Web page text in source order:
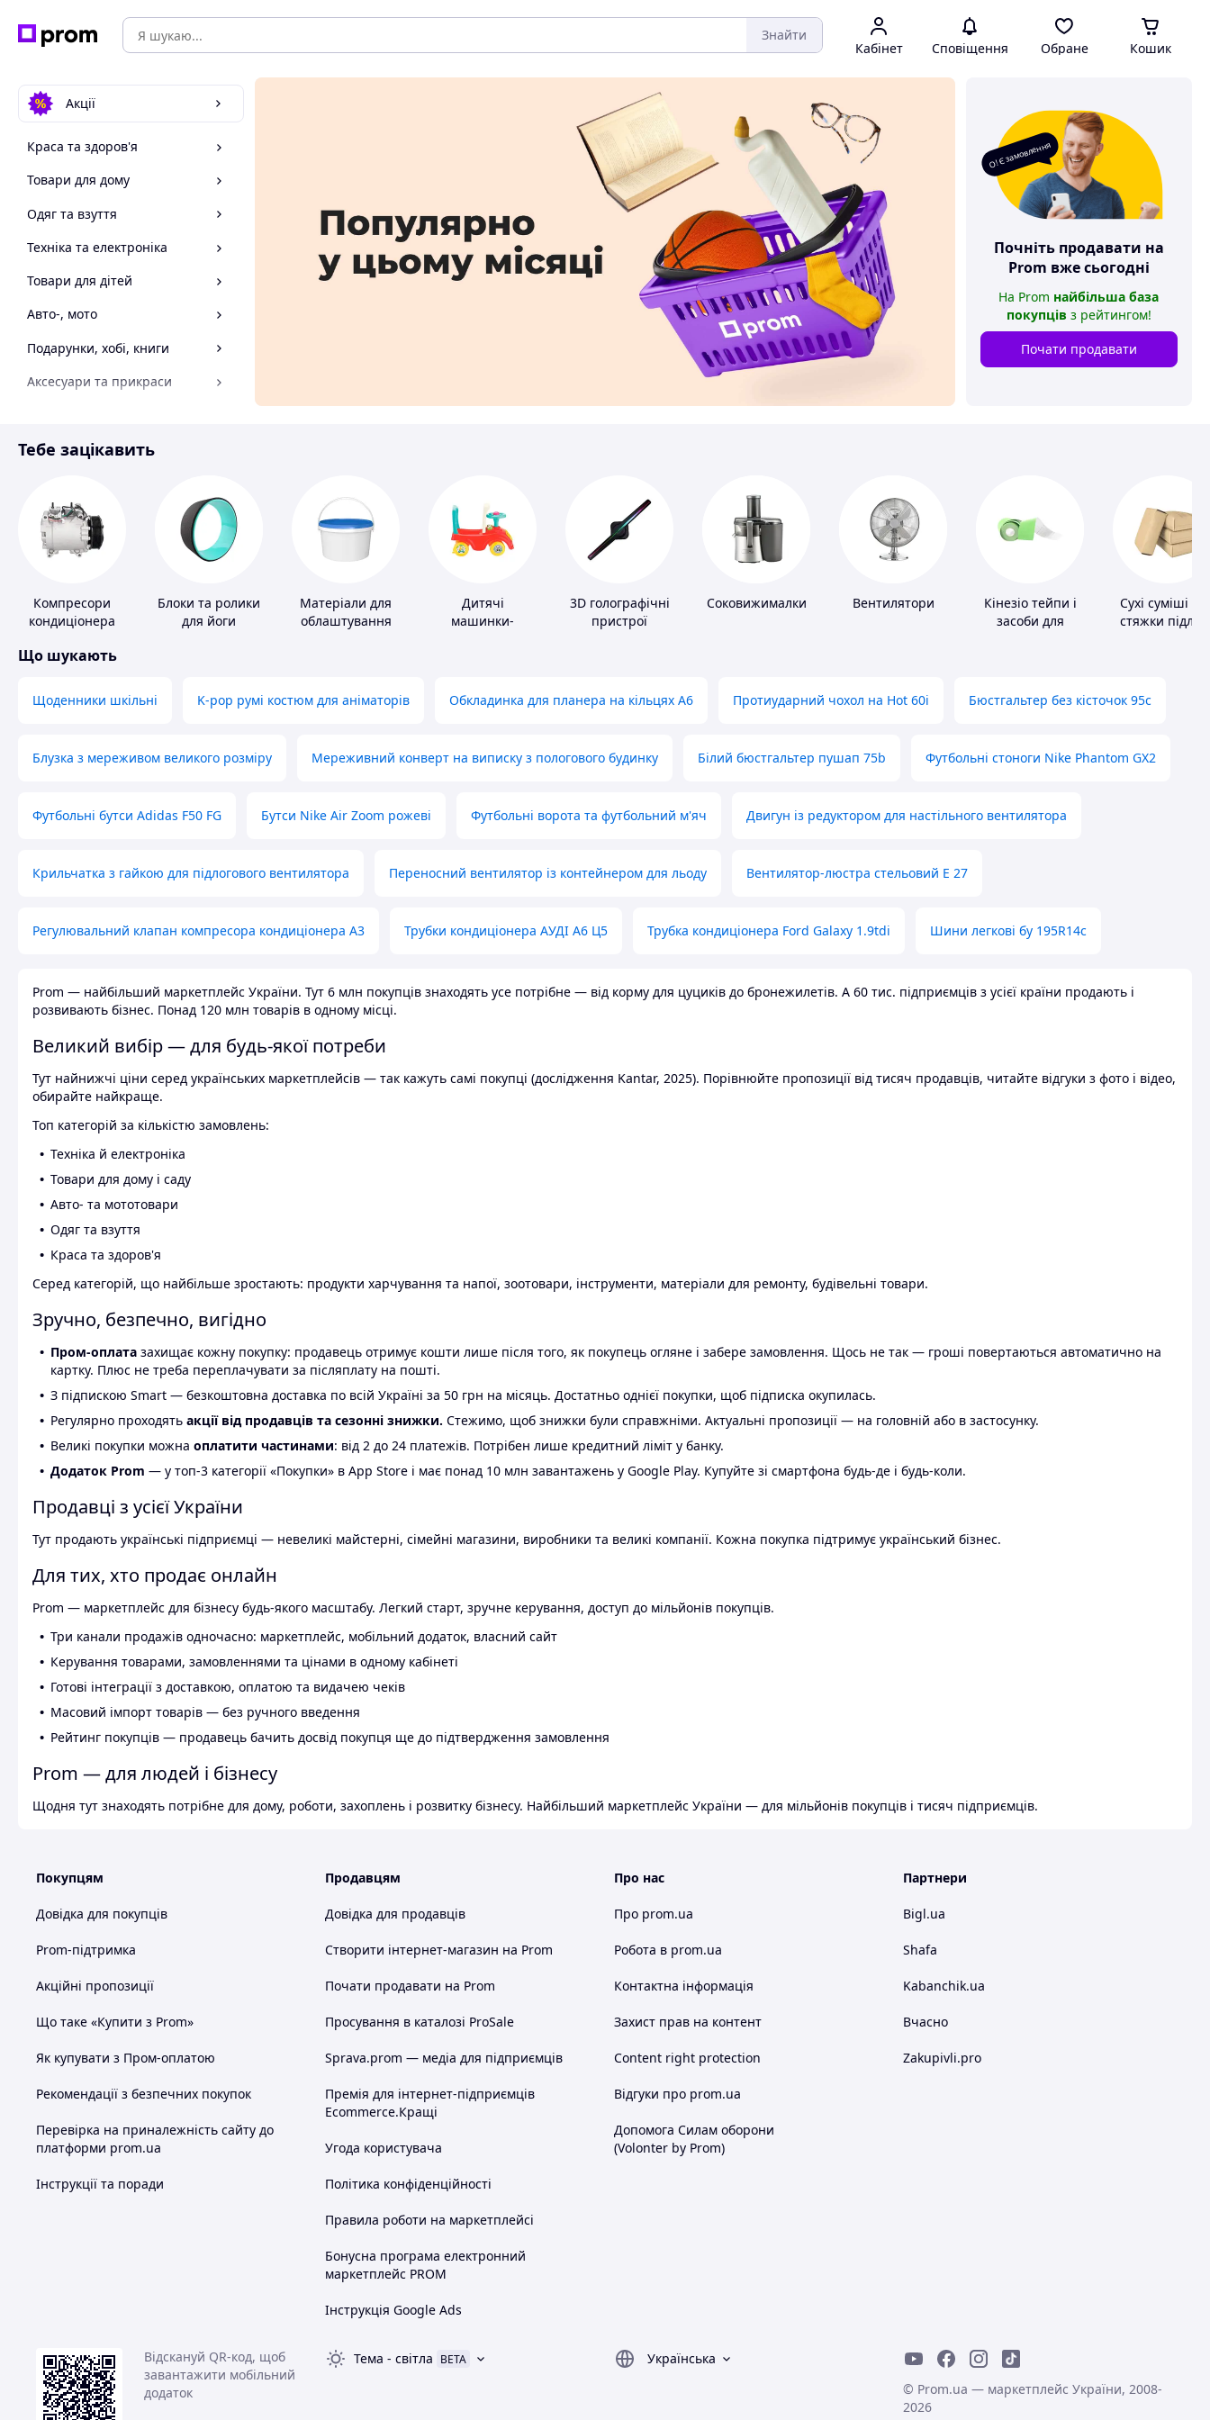
Знайти
Кабінет Сповіщення Обране Кошик
Акції
Краса та здоров'я
Товари для дому
Одяг та взуття
Техніка та електроніка
Товари для дітей
Авто-, мото
Подарунки, хобі, книги
Аксесуари та прикраси
Спорт і відпочинок
О! Є замовлення
Почніть продавати на
Prom вже сьогодні
На Prom найбільша база
покупців з рейтингом!
Почати продавати
Тебе зацікавить
Компресори
кондиціонера
Блоки та ролики
для йоги
Матеріали для
облаштування
Дитячі
машинки-
3D голографічні
пристрої
Соковижималки Вентилятори
Кінезіо тейпи і
засоби для
Сухі суміші
стяжки
Що шукають
Щоденники шкільні K-pop румі костюм для аніматорів Обкладинка для планера на кільцях А6 Протиударний чохол на Hot 60i Бюстгальтер без кісточок 95с
Блузка з мереживом великого розміру Мереживний конверт на виписку з пологового будинку Білий бюстгальтер пушап 75b Футбольні стоноги Nike Phantom GX2
Футбольні бутси Adidas F50 FG Бутси Nike Air Zoom рожеві Футбольні ворота та футбольний м'яч Двигун із редуктором для настільного вентилятора
Крильчатка з гайкою для підлогового вентилятора Переносний вентилятор із контейнером для льоду Вентилятор-люстра стельовий E 27
Регулювальний клапан компресора кондиціонера А3 Трубки кондиціонера АУДІ А6 Ц5 Трубка кондиціонера Ford Galaxy 1.9tdi Шини легкові бу 195R14c
Prom — найбільший маркетплейс України. Тут 6 млн покупців знаходять усе потрібне — від корму для цуциків до бронежилетів. А 60 тис. підприємців з усієї країни продають і
розвивають бізнес. Понад 120 млн товарів в одному місці.
Великий вибір — для будь-якої потреби
Тут найнижчі ціни серед українських маркетплейсів — так кажуть самі покупці (дослідження Kantar, 2025). Порівнюйте пропозиції від тисяч продавців, читайте відгуки з фото і відео,
обирайте найкраще.
Топ категорій за кількістю замовлень:
Техніка й електроніка
Товари для дому і саду
Авто- та мототовари
Одяг та взуття
Краса та здоров'я
Серед категорій, що найбільше зростають: продукти харчування та напої, зоотовари, інструменти, матеріали для ремонту, будівельні товари.
Зручно, безпечно, вигідно
Пром-оплата захищає кожну покупку: продавець отримує кошти лише після того, як покупець огляне і забере замовлення. Щось не так — гроші повертаються автоматично на
картку. Плюс не треба переплачувати за післяплату на пошті.
З підпискою Smart — безкоштовна доставка по всій Україні за 50 грн на місяць. Достатньо однієї покупки, щоб підписка окупилась.
Регулярно проходять акції від продавців та сезонні знижки. Стежимо, щоб знижки були справжніми. Актуальні пропозиції — на головній або в застосунку.
Великі покупки можна оплатити частинами: від 2 до 24 платежів. Потрібен лише кредитний ліміт у банку.
Додаток Prom — у топ-3 категорії «Покупки» в App Store і має понад 10 млн завантажень у Google Play. Купуйте зі смартфона будь-де і будь-коли.
Продавці з усієї України
Тут продають українські підприємці — невеликі майстерні, сімейні магазини, виробники та великі компанії. Кожна покупка підтримує український бізнес.
Для тих, хто продає онлайн
Prom — маркетплейс для бізнесу будь-якого масштабу. Легкий старт, зручне керування, доступ до мільйонів покупців.
Три канали продажів одночасно: маркетплейс, мобільний додаток, власний сайт
Керування товарами, замовленнями та цінами в одному кабінеті
Готові інтеграції з доставкою, оплатою та видачею чеків
Масовий імпорт товарів — без ручного введення
Рейтинг покупців — продавець бачить досвід покупця ще до підтвердження замовлення
Prom — для людей і бізнесу
Щодня тут знаходять потрібне для дому, роботи, захоплень і розвитку бізнесу. Найбільший маркетплейс України — для мільйонів покупців і тисяч підприємців.
Покупцям
Довідка для покупців
Prom-підтримка
Акційні пропозиції
Що таке «Купити з Prom»
Як купувати з Пром-оплатою
Рекомендації з безпечних покупок
Перевірка на приналежність сайту до
платформи prom.ua
Інструкції та поради
Продавцям
Довідка для продавців
Створити інтернет-магазин на Prom
Почати продавати на Prom
Просування в каталозі ProSale
Sprava.prom — медіа для підприємців
Премія для інтернет-підприємців
Ecommerce.Кращі
Угода користувача
Політика конфіденційності
Правила роботи на маркетплейсі
Бонусна програма електронний
маркетплейс PROM
Інструкція Google Ads
Про нас
Про prom.ua
Робота в prom.ua
Контактна інформація
Захист прав на контент
Content right protection
Відгуки про prom.ua
Допомога Силам оборони
(Volonter by Prom)
Партнери
Bigl.ua
Shafa
Kabanchik.ua
Вчасно
Zakupivli.pro
Відскануй QR-код, щоб
завантажити мобільний
додаток
Тема - світла BETA
Українська
© Prom.ua — маркетплейс України, 2008-
2026